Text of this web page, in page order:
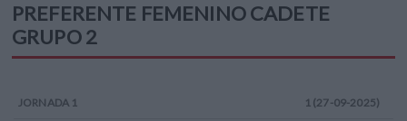
PREFERENTE FEMENINO CADETE
GRUPO 2
JORNADA 1 1 (27-09-2025)